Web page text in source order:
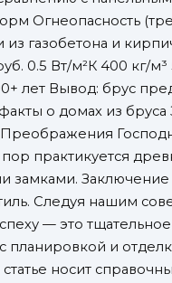
Огнеопасность
газобетона и
0.5 Вт/м²К 400 кг/м³
лет Вывод: брус
о домах из бруса
практикуется
замками.
Следуя нашим
— это тщательное
планировкой и
носит